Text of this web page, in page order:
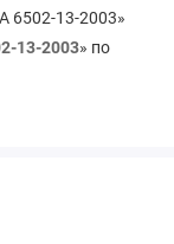
6502-13-2003»
13-2003» по